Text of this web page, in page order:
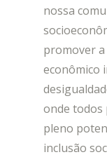
nossa
promover a
econômico
onde todos
pleno
inclusão